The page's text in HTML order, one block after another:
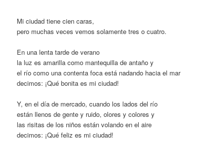
Mi ciudad tiene cien caras,
pero muchas veces vemos solamente tres o cuatro.
En una lenta tarde de verano
la luz es amarilla como mantequilla de antaño y
el río como una contenta foca está nadando hacia el mar
decimos: ¡Qué bonita es mi ciudad!
Y, en el día de mercado, cuando los lados del río
están llenos de gente y ruido, olores y colores y
las risitas de los niños están volando en el aire
decimos: ¡Qué feliz es mi ciudad!